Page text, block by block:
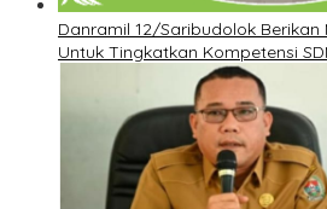
Danramil 12/Saribudolok
Untuk Tingkatkan Kompetensi